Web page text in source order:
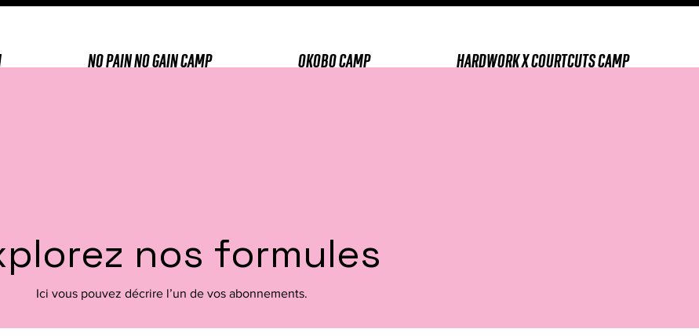
NO PAIN NO GAIN CAMP OKOBO CAMP HARDWORK X COURTCUTS CAMP
nos formules
Ici vous pouvez décrire l’un de vos abonnements.